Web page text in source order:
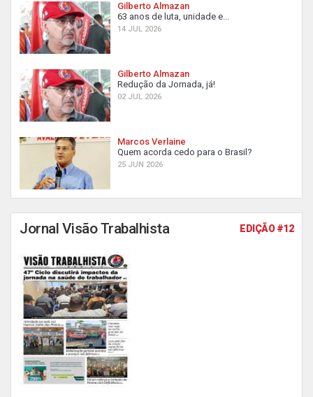
Gilberto Almazan
63 anos de luta, unidade e...
14 JUL 2026
Gilberto Almazan
Redução da Jornada, já!
02 JUL 2026
Marcos Verlaine
Quem acorda cedo para o Brasil?
25 JUN 2026
Jornal Visão Trabalhista EDIÇÃO #12